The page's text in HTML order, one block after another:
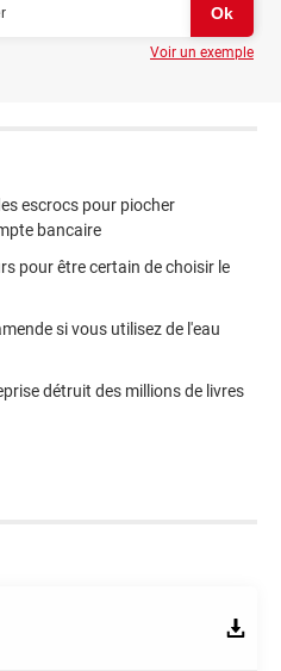
Voir un exemple
escrocs pour piocher
bancaire
pour être certain de choisir le
si vous utilisez de l'eau
détruit des millions de livres